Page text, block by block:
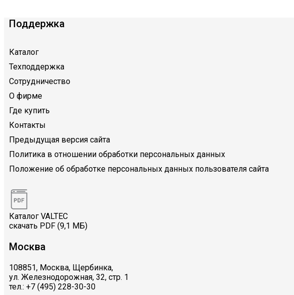
Поддержка
Каталог
Техподдержка
Сотрудничество
О фирме
Где купить
Контакты
Предыдущая версия сайта
Политика в отношении обработки персональных данных
Положение об обработке персональных данных пользователя сайта
Каталог VALTEC
скачать PDF (9,1 МБ)
Москва
108851, Москва, Щербинка,
ул. Железнодорожная, 32, стр. 1
тел.: +7 (495) 228-30-30